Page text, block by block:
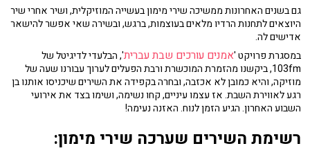
גם בשנים האחרונות ממשיכה שירי מימון בעשייה המוזיקלית, ושיר אחרי שיר
היוצאים לתחנות הרדיו מלאים בעוצמות, ברגש, ובשירה שאי אפשר להישאר
אדישים לה.
במסגרת פרויקט 'אמנים עורכים שבת עברית', הבלעדי לדיגיטל של
103fm, ביקשנו מהזמרת המוכשרת ורבת הפעלים לערוך עבורנו שעה של
מוזיקה, והיא כמובן לא אכזבה, ובחרה בקפידה את השירים שיכניסו אותנו בן
רגע לאווירת השבת. אז עצמו עיניים, קחו נשימה, ושימו בצד את אירועי
השבוע האחרון. הגיע הזמן לנוח. האזנה נעימה!
רשימת השירים שערכה שירי מימון: